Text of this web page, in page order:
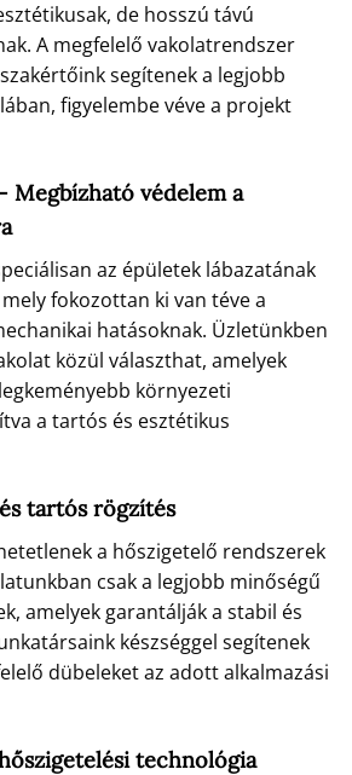
de hosszú távú
A megfelelő vakolatrendszer
segítenek a legjobb
figyelembe véve a projekt
Megbízható védelem a
az épületek lábazatának
fokozottan ki van téve a
hatásoknak. Üzletünkben
közül választhat, amelyek
környezeti
a tartós és esztétikus
tartós rögzítés
a hőszigetelő rendszerek
csak a legjobb minőségű
amelyek garantálják a stabil és
készséggel segítenek
dübeleket az adott alkalmazási
technológia